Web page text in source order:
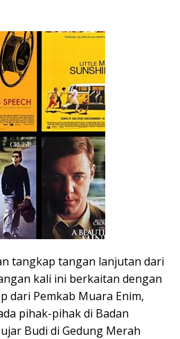
tangkap tangan lanjutan dari
kali ini berkaitan dengan
dari Pemkab Muara Enim,
pihak-pihak di Badan
Budi di Gedung Merah